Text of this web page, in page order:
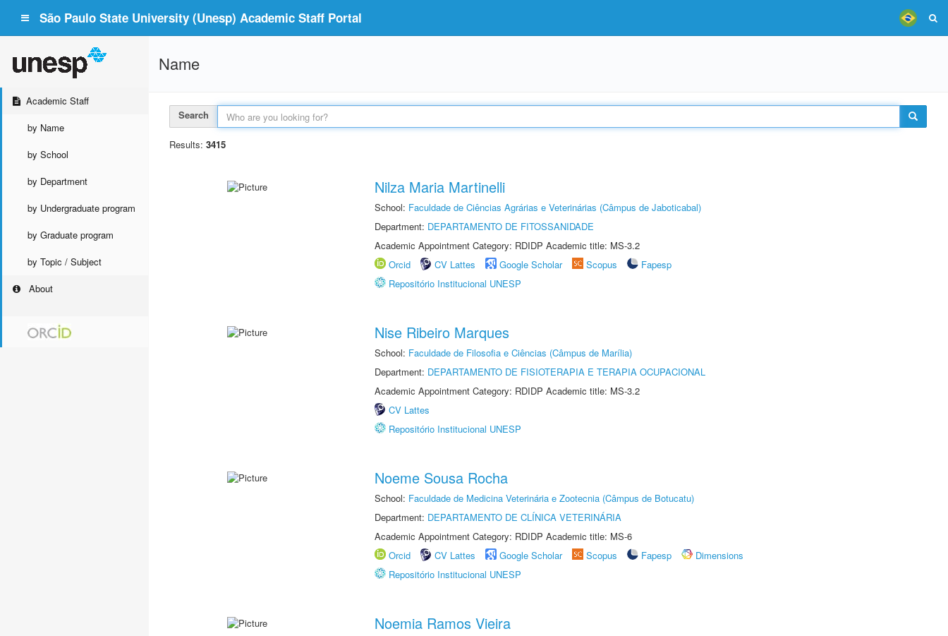
São Paulo State University (Unesp) Academic Staff Portal
Academic Staff
by Name
by School
by Department
by Undergraduate program
by Graduate program
by Topic / Subject
About
Name
Search
Results: 3415
Nilza Maria Martinelli
School: Faculdade de Ciências Agrárias e Veterinárias (Câmpus de Jaboticabal)
Department: DEPARTAMENTO DE FITOSSANIDADE
Academic Appointment Category: RDIDP Academic title: MS-3.2
Orcid
CV Lattes Google Scholar Scopus
Fapesp
Repositório Institucional UNESP
Nise Ribeiro Marques
School: Faculdade de Filosofia e Ciências (Câmpus de Marília)
Department: DEPARTAMENTO DE FISIOTERAPIA E TERAPIA OCUPACIONAL
Academic Appointment Category: RDIDP Academic title: MS-3.2
CV Lattes
Repositório Institucional UNESP
Noeme Sousa Rocha
School: Faculdade de Medicina Veterinária e Zootecnia (Câmpus de Botucatu)
Department: DEPARTAMENTO DE CLÍNICA VETERINÁRIA
Academic Appointment Category: RDIDP Academic title: MS-6
Orcid
CV Lattes Google Scholar Scopus Fapesp
Dimensions
Repositório Institucional UNESP
Noemia Ramos Vieira